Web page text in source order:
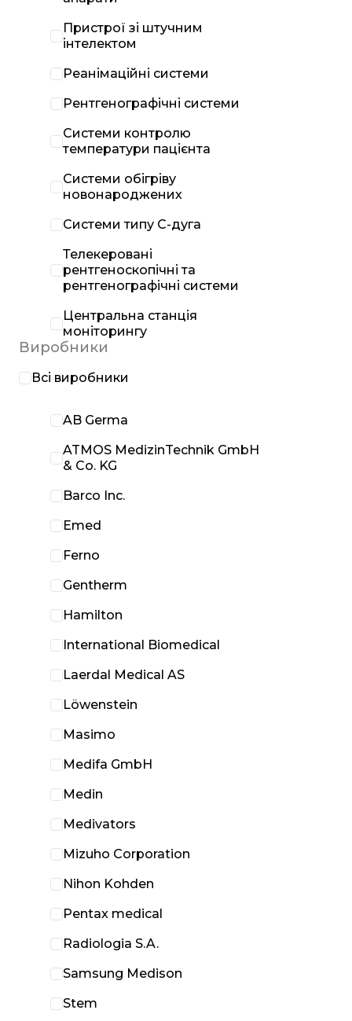
Пристрої зі штучним
інтелектом
Реанімаційні системи
Рентгенографічні системи
Системи контролю
температури пацієнта
Системи обігріву
новонароджених
Системи типу С-дуга
Телекеровані
рентгеноскопічні та
рентгенографічні системи
Центральна станція
моніторингу
Виробники
Всі виробники
AB Germa
ATMOS MedizinTechnik GmbH
& Co. KG
Barco Inc.
Emed
Ferno
Gentherm
Hamilton
International Biomedical
Laerdal Medical AS
Löwenstein
Masimo
Medifa GmbH
Medin
Medivators
Mizuho Corporation
Nihon Kohden
Pentax medical
Radiologia S.A.
Samsung Medison
Stem